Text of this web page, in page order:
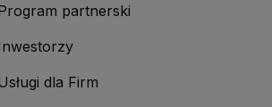
partnerski
dla Firm